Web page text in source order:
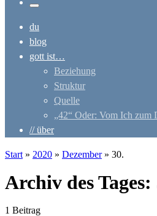
Menü
du
blog
gott ist…
Beziehung
Struktur
Quelle
„42“ Oder: Vom Ich zum
// über
Start » 2020 » Dezember » 30.
Archiv des Tages:
1 Beitrag